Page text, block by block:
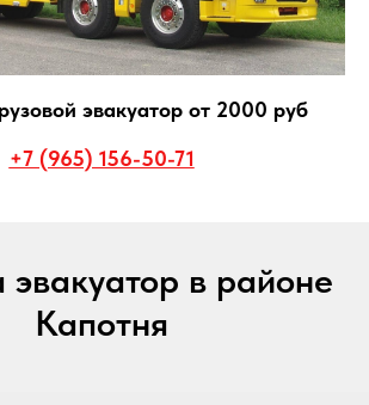
эвакуатор от 2000 руб
+7 (965) 156-50-71
в районе
Капотня